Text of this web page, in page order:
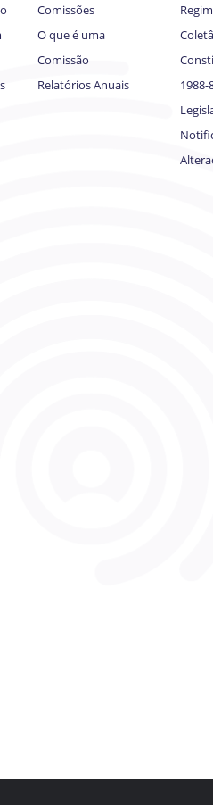
Comissões
O que é uma
Comissão
Relatórios Anuais
1988-